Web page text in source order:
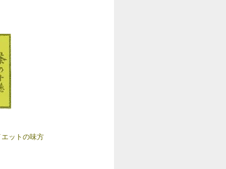
ットの味方